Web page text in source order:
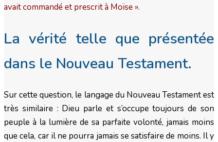
avait commandé et prescrit à Moïse ».
La vérité telle que présentée
dans le Nouveau Testament.
Sur cette question, le langage du Nouveau Testament est
très similaire : Dieu parle et s’occupe toujours de son
peuple à la lumière de sa parfaite volonté, jamais moins
que cela, car il ne pourra jamais se satisfaire de moins. Il y